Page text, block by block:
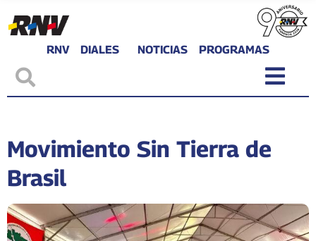
RNV DIALES NOTICIAS PROGRAMAS
Movimiento Sin Tierra de
Brasil